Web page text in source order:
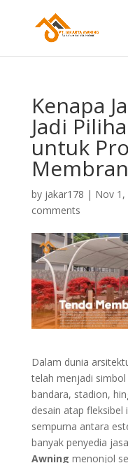
Kenapa
Jadi
untuk
by jakar178 | Nov 1,
comments
Dalam dunia
telah menjadi
bandara, stadion,
desain atap fleksibel
sempurna antara
banyak penyedia
Awning menonjol